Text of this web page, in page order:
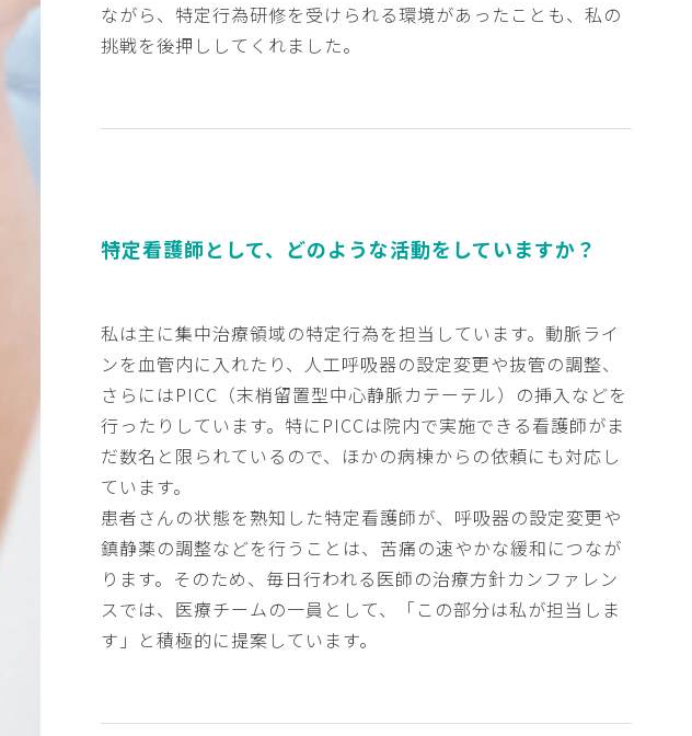
ながら、特定行為研修を受けられる環境があったことも、私の
挑戦を後押ししてくれました。
特定看護師として、 どのような活動をしていますか？
私は主に集中治療領域の特定行為を担当しています。動脈ライ
ンを血管内に入れたり、人工呼吸器の設定変更や抜管の調整、
さらにはPICC（末梢留置型中心静脈カテーテル）の挿入などを
行ったりしています。特にPICCは院内で実施できる看護師がま
だ数名と限られているので、ほかの病棟からの依頼にも対応し
ています。
患者さんの状態を熟知した特定看護師が、呼吸器の設定変更や
鎮静薬の調整などを行うことは、苦痛の速やかな緩和につなが
ります。そのため、毎日行われる医師の治療方針カンファレン
スでは、医療チームの一員として、「この部分は私が担当しま
す」と積極的に提案しています。